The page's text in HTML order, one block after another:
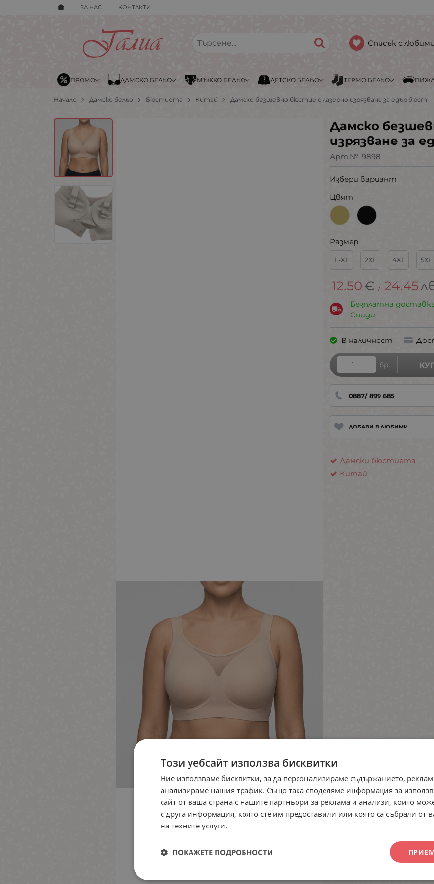
ЗА НАС КОНТАКТИ
Списък с любими
ПРОМО ДАМСКО БЕЛЬО МЪЖКО БЕЛЬО ДЕТСКО БЕЛЬО ТЕРМО БЕЛЬО
Начало Дамско бельо Бюстиета Китай Дамско безшевно бюстие с лазерно изрязване за едър бюст
Дамско
изрязване за
Арт.№: 9898
Избери вариант
Цвят
Размер
L-XL 2XL 4XL 5XL
12.50€ / 24.45
Безплатна
Спиди
В наличност
бр.
0887/ 899 685
ДОБАВИ В ЛЮБИМИ
Дамски бюстиета
Китай
Този уебсайт използва бисквитки
Ние използваме бисквитки, за да персонализираме съдържанието,
анализираме нашия трафик. Също така споделяме информация за
сайт от ваша страна с нашите партньори за реклама и анализи, които
с друга информация, която сте им предоставили или която са събрали от
на техните услуги.
ПОКАЖЕТЕ ПОДРОБНОСТИ